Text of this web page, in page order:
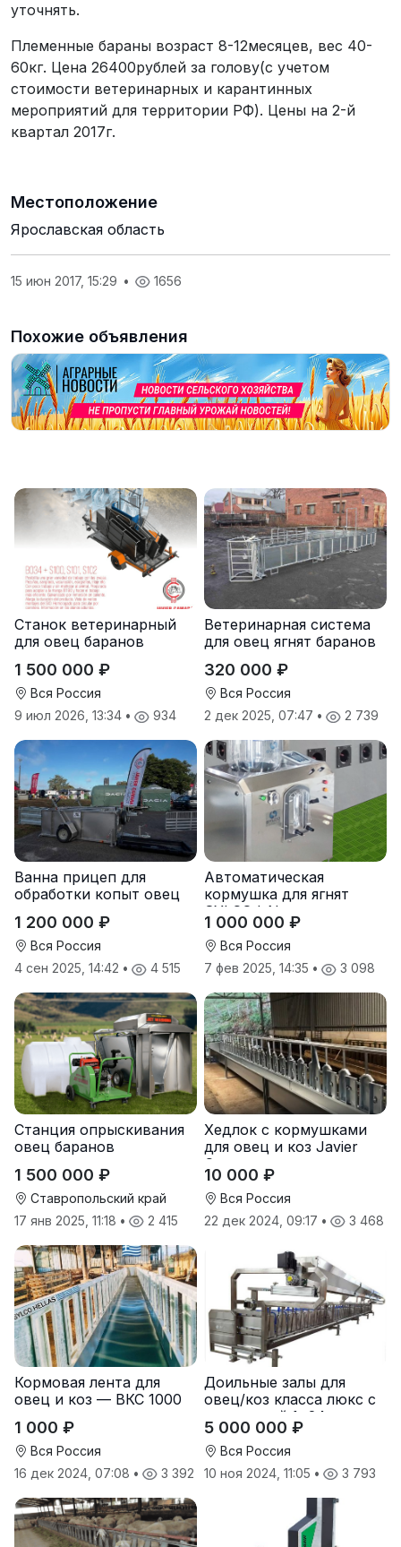
уточнять.
Племенные бараны возраст 8-12месяцев, вес 40-
60кг. Цена 26400рублей за голову(с учетом
стоимости ветеринарных и карантинных
мероприятий для территории РФ). Цены на 2-й
квартал 2017г.
Местоположение
Ярославская область
15 июн 2017, 15:29 • 1656
Похожие объявления
Станок ветеринарный
для овец баранов
1 500 000 ₽
Вся Россия
9 июл 2026, 13:34 • 934
Ветеринарная система
для овец ягнят баранов
320 000 ₽
Вся Россия
2 дек 2025, 07:47 • 2 739
Ванна прицеп для
обработки копыт овец
1 200 000 ₽
Вся Россия
4 сен 2025, 14:42 • 4 515
Автоматическая
кормушка для ягнят
SYLCO I-Nurs
1 000 000 ₽
Вся Россия
7 фев 2025, 14:35 • 3 098
Станция опрыскивания
овец баранов
1 500 000 ₽
Ставропольский край
17 янв 2025, 11:18 • 2 415
Хедлок с кормушками
для овец и коз Javier
Camara
10 000 ₽
Вся Россия
22 дек 2024, 09:17 • 3 468
Кормовая лента для
овец и коз — ВКС 1000
1 000 ₽
Вся Россия
16 дек 2024, 07:08 • 3 392
Доильные залы для
овец/коз класса люкс с
кормушкой 1×24 —
нержавеющая сталь
SYLCO HELLAS (Греция)
5 000 000 ₽
Вся Россия
10 ноя 2024, 11:05 • 3 793